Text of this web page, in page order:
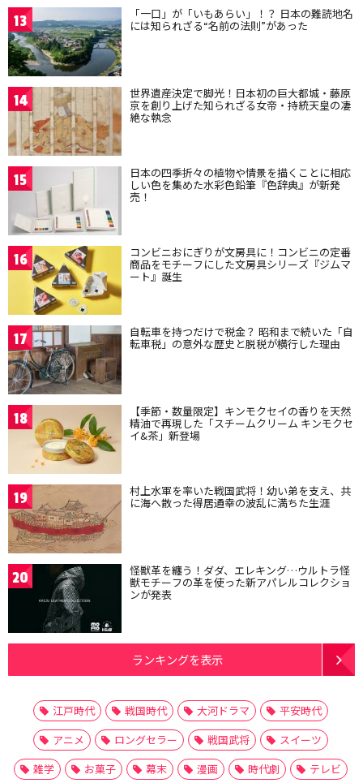
13 「一口」が「いもあらい」！？ 日本の難読地名
には知られざる“名前の法則”があった
14 世界遺産決定で脚光！日本初の巨大都城・藤原
京を創り上げた知られざる女帝・持統天皇の凄
絶な執念
15 日本の四季折々の植物や情景を描くことに相応
しい色を集めた水彩色鉛筆『色辞典』が新発
売！
16 コンビニおにぎりが文房具に！コンビニの定番
商品をモチーフにした文房具シリーズ『ジムマ
ート』誕生
17 自転車を持つだけで税金？ 昭和まで続いた「自
転車税」の意外な歴史と脱税が横行した理由
18 【季節・数量限定】キンモクセイの香りを天然
精油で再現した「スチームクリーム キンモクセ
イ&茶」新登場
19 村上水軍を率いた戦国武将！幼い弟を支え、共
に海へ散った得居通幸の波乱に満ちた生涯
20 怪獣革を纏う！ダダ、エレキング…ウルトラ怪
獣モチーフの革を使った新アパレルコレクショ
ンが発表
ランキングを表示
江戸時代 戦国時代 大河ドラマ
平安時代
アニメ
ロングセラー 戦国武将
スイーツ
雑学
お菓子 幕末 漫画 時代劇
テレビ